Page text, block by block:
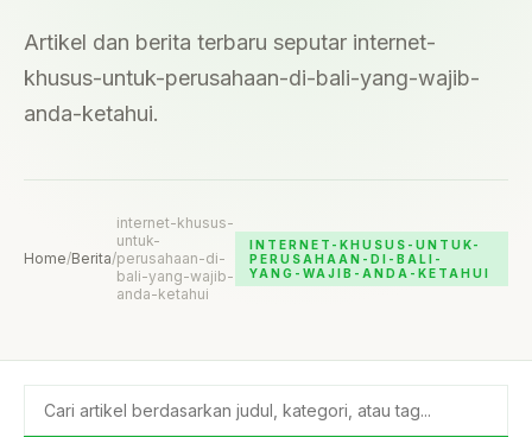
Artikel dan berita terbaru seputar internet-
khusus-untuk-perusahaan-di-bali-yang-wajib-
anda-ketahui.
Home/Berita/
internet-khusus-
untuk-
perusahaan-di-
bali-yang-wajib-
anda-ketahui
INTERNET-KHUSUS-UNTUK-
PERUSAHAAN-DI-BALI-
YANG-WAJIB-ANDA-KETAHUI